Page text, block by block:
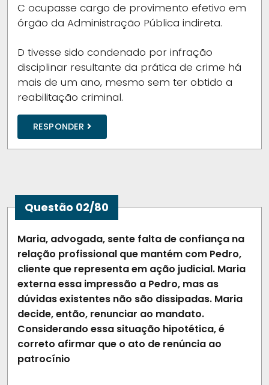
C ocupasse cargo de provimento efetivo em
órgão da Administração Pública indireta.
D tivesse sido condenado por infração
disciplinar resultante da prática de crime há
mais de um ano, mesmo sem ter obtido a
reabilitação criminal.
RESPONDER
Questão 02/80
Maria, advogada, sente falta de confiança na
relação profissional que mantém com Pedro,
cliente que representa em ação judicial. Maria
externa essa impressão a Pedro, mas as
dúvidas existentes não são dissipadas. Maria
decide, então, renunciar ao mandato.
Considerando essa situação hipotética, é
correto afirmar que o ato de renúncia ao
patrocínio